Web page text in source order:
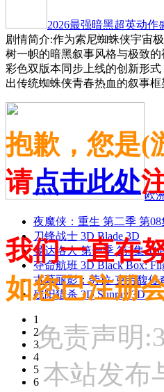
2026最强暗黑超英动作
剧情简介:作为索尼蜘蛛侠宇宙
树一帜的暗黑叙事风格与极致
彩色双版本同步上线的创新形
出传统蜘蛛侠青春热血的叙事框
欧
夜魔侠：重生 第二季 第08
刀锋战士 3D Blade 3D
曼达洛人 第一季 第3集
夺命航班 3D Black Box:
古墓丽影：劳拉·克劳馥传
残阳猎杀 3D Sunray 3D
1
2
3
4
5
6
抱歉，您是(
请点击此处
我们一直在
如您已注册
免责声明
本站发布